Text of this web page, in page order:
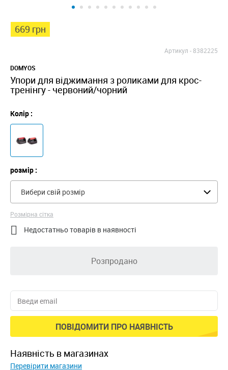
669 грн
Артикул -8382225
DOMYOS
Упори для віджимання з роликами для крос-
тренінгу - червоний/чорний
Колір :
розмір :
Вибери свій розмір
Розмірна сітка
 Недостатньо товарів в наявності
Розпродано
ПОВІДОМИТИ ПРО НАЯВНІСТЬ
наявність в магазинах
Перевірити магазини